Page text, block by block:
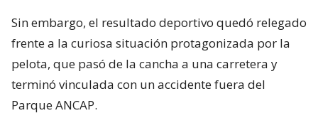
Sin embargo, el resultado deportivo quedó relegado
frente a la curiosa situación protagonizada por la
pelota, que pasó de la cancha a una carretera y
terminó vinculada con un accidente fuera del
Parque ANCAP.